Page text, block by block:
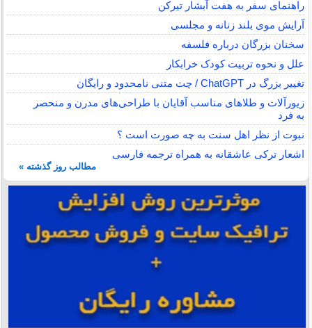
راهنمای سفر به هفت آبشار تیرکن
آرایش موی بلند زنانه و مجلسی
سخنان بزرگان درباره فلسفه
علل و نحوه تربیت کودک خرابکار
تغییر بزرگ در ChatGPT / چت متنی نامحدود و رایگان
زیورآلات و طلاهای مناسب آقایان با طراحی‌های مدرن و منحصر
به فرد
نبوت از نظر اهل سنت به چه صورت است ؟
اشعار ترکی عاشقانه به همراه ترجمه فارسی
مطالب روز گذشته »